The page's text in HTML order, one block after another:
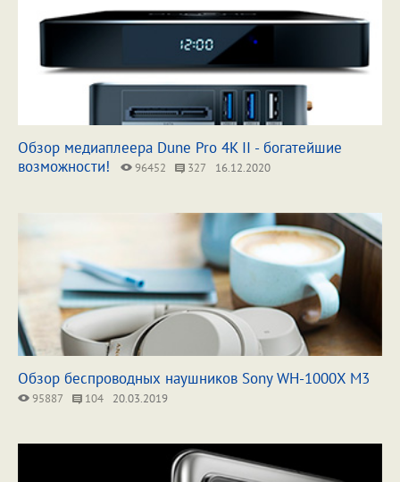
Обзор медиаплеера Dune Pro 4K II - богатейшие
возможности!
96452 327 16.12.2020
Обзор беспроводных наушников Sony WH-1000X M3
95887 104 20.03.2019